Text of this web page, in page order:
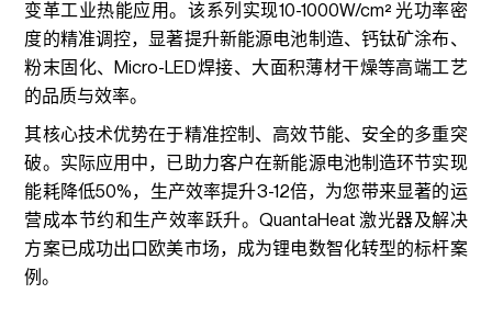
变革工业热能应用。该系列实现10-1000W/cm² 光功率密
度的精准调控，显著提升新能源电池制造、钙钛矿涂布、
粉末固化、Micro-LED焊接、大面积薄材干燥等高端工艺
的品质与效率。
其核心技术优势在于精准控制、高效节能、安全的多重突
破。实际应用中，已助力客户在新能源电池制造环节实现
能耗降低50%，生产效率提升3-12倍，为您带来显著的运
营成本节约和生产效率跃升。QuantaHeat 激光器及解决
方案已成功出口欧美市场，成为锂电数智化转型的标杆案
例。